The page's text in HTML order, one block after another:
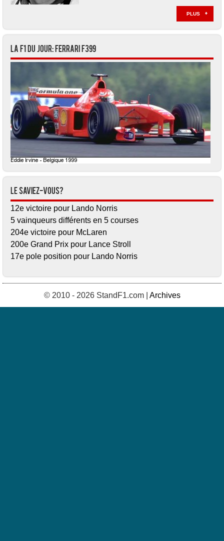
PLUS
La F1 du jour: Ferrari F399
Le saviez-vous?
12e victoire pour Lando Norris
5 vainqueurs différents en 5 courses
204e victoire pour McLaren
200e Grand Prix pour Lance Stroll
17e pole position pour Lando Norris
© 2010 - 2026 StandF1.com | Archives